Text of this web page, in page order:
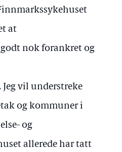
at
nok forankret og
vil understreke
og kommuner i
og
allerede har tatt